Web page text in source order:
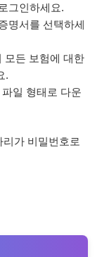
그인하세요.
명서를 선택하세
모든 보험에 대한
.
파일 형태로 다운
가 비밀번호로